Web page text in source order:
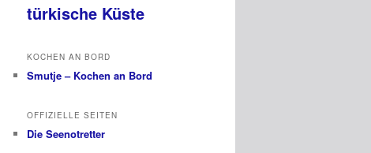
türkische Küste
KOCHEN AN BORD
Smutje – Kochen an Bord
OFFIZIELLE SEITEN
Die Seenotretter